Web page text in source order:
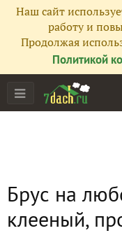
Наш сайт
работу и
Продолжая
Политикой
Брус на
клееный,